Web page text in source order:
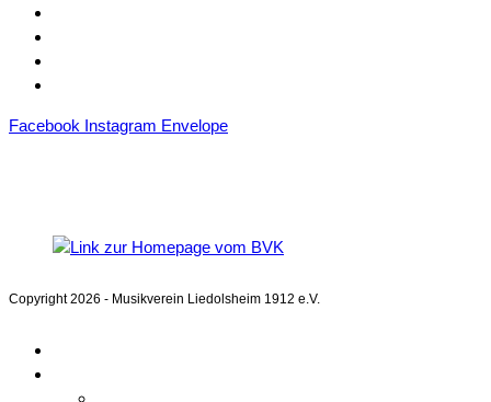
Facebook Instagram Envelope
Copyright 2026 - Musikverein Liedolsheim 1912 e.V.